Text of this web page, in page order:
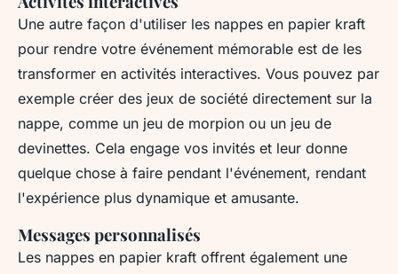
Une autre façon d'utiliser les nappes en papier kraft
pour rendre votre événement mémorable est de les
transformer en activités interactives. Vous pouvez par
exemple créer des jeux de société directement sur la
nappe, comme un jeu de morpion ou un jeu de
devinettes. Cela engage vos invités et leur donne
quelque chose à faire pendant l'événement, rendant
l'expérience plus dynamique et amusante.
Messages personnalisés
Les nappes en papier kraft offrent également une